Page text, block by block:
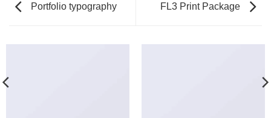
Portfolio typography FL3 Print Package